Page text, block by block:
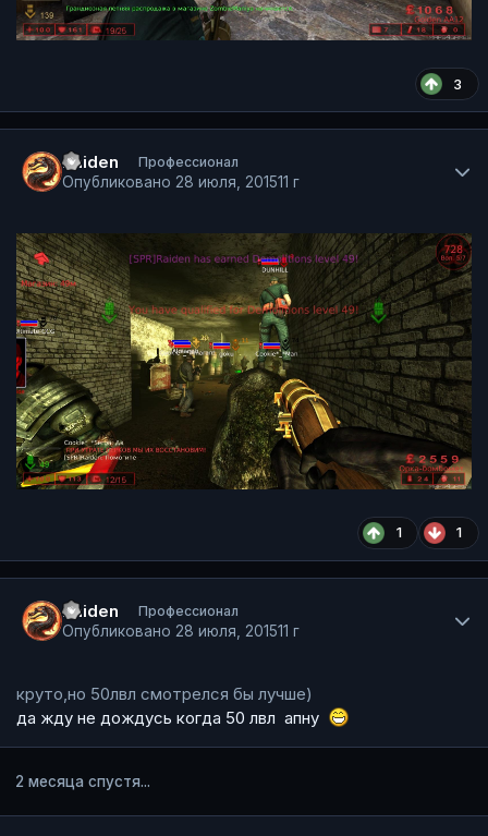
3
Raiden Профессионал
Опубликовано 28 июля, 201511 г
1 1
Raiden Профессионал
Опубликовано 28 июля, 201511 г
круто,но 50лвл смотрелся бы лучше)
да жду не дождусь когда 50 лвл апну
2 месяца спустя...